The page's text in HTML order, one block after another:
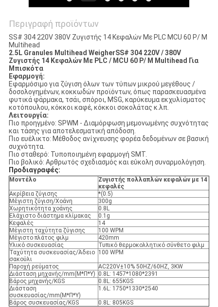
Περιγραφή προϊόντων
SS# 304 220V 380V Ζυγιστής 14 Κεφαλών Με PLC MCU 60 P/ M
Multihead
2.5L Granules Multihead WeigherSS# 304 220V / 380V
Ζυγιστής 14 Κεφαλών Με PLC / MCU 60 P/ M Multihead Για
Μπισκότα
Εφαρμογή:
Εφαρμόσιμο για ζύγιση όλων των τύπων μικρού μεγέθους /
δοσολογημένων, κοκκωδών προϊόντων, όπως παρασκευασμένα
φυτικά φάρμακα, τσάι, σπόροι, MSG, καρύκευμα εκχυλίσματος
κοτόπουλου, κόκκοι καφέ, κόκκοι σοκολάτας κ.λπ.
Λειτουργία:
Πιο προηγμένο: SPWM - Διαμόρφωση μεμονωμένης συχνότητας
και τάσης για αποτελεσματική απόδοση.
Πιο ευέλικτο: Μέθοδος ανίχνευσης φορέα δεδομένων σε βασική
συχνότητα.
Πιο σταθερό: Τυποποιημένη εφαρμογή SMT.
Πιο βολικό: Αρθρωτός σχεδιασμός και εύκολη συναρμολόγηση.
Προδιαγραφές:
Μοντέλο
Ζυγιστής πολλαπλών κεφαλών με 14
κεφαλές
Ακρίβεια ζύγισης
*(0.5)
Μέγιστη ζύγιση/Χοάνη
300g
Χωρητικότητα χοάνης
0.8L
Ελάχιστο διάστημα κλίμακας
0.1g
Κεφαλές
14
Μέγιστη ταχύτητα ζύγισης
100 WPM
Μέγιστο πλάτος φιλμ
420mm
Υλικό συσκευασίας
Τυπικό θερμοκολλητικό σύνθετο φιλμ
Ταχύτητα συσκευασίας/Άδειο
σακούλι
100 WPM
Παροχή ρεύματος
AC220V±10% 50HZ/60HZ, 3KW
Διάσταση μηχανής/mm(Μ*Π*Υ) 0.8L: 1457*1080*2391
Βάρος μηχανής/KGS
0.8L: 655KGS
Διάσταση
συσκευασίας/mm(Μ*Π*Υ)
1.6L: 1750*1330*2540
Βάρος συσκευασίας/KGS
0.8L: 805KGS